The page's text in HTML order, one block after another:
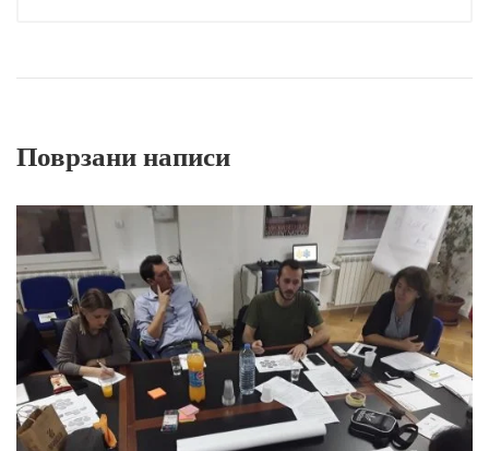
Поврзани написи